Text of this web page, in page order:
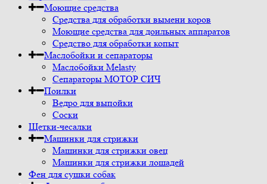
Моющие средства
Средства для обработки вымени коров
Моющие средства для доильных аппаратов
Средство для обработки копыт
Маслобойки и сепараторы
Маслобойки Melasty
Сепараторы МОТОР СИЧ
Поилки
Ведро для выпойки
Соски
Щетки-чесалки
Машинки для стрижки
Машинки для стрижки овец
Машинки для стрижки лошадей
Фен для сушки собак